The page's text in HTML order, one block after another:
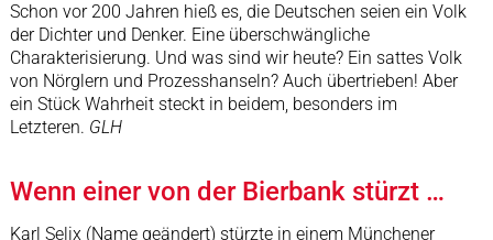
Schon vor 200 Jahren hieß es, die Deutschen seien ein Volk
der Dichter und Denker. Eine überschwängliche
Charakterisierung. Und was sind wir heute? Ein sattes Volk
von Nörglern und Prozesshanseln? Auch übertrieben! Aber
ein Stück Wahrheit steckt in beidem, besonders im
Letzteren. GLH
Wenn einer von der Bierbank stürzt …
Karl Selix (Name geändert) stürzte in einem Münchener